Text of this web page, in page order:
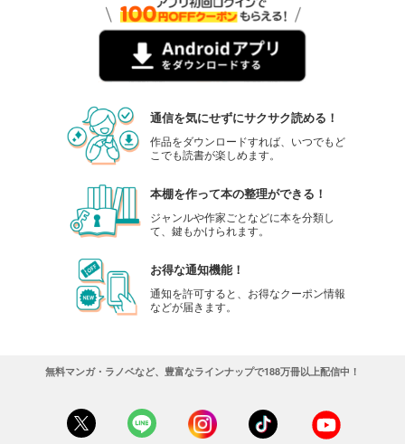
通信を気にせずにサクサク読める！
作品をダウンロードすれば、いつでもど
こでも読書が楽しめます。
本棚を作って本の整理ができる！
ジャンルや作家ごとなどに本を分類し
て、鍵もかけられます。
お得な通知機能！
通知を許可すると、お得なクーポン情報
などが届きます。
無料マンガ・ラノベなど、豊富なラインナップで188万冊以上配信中！